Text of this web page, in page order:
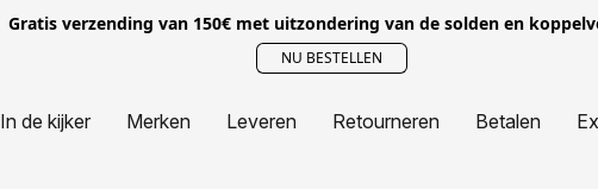
Gratis verzending van 150€ met uitzondering van de solden en
NU BESTELLEN
In de kijker Merken Leveren Retourneren Betalen